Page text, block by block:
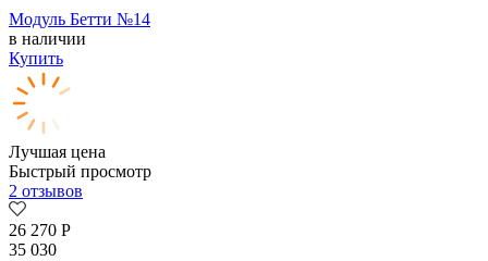
Модуль Бетти №14
в наличии
Купить
Лучшая цена
Быстрый просмотр
2 отзывов
26 270 Р
35 030